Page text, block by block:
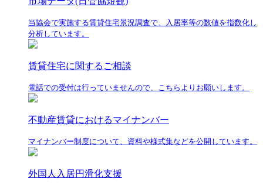
当協会で実施する賃貸住宅景況調査で、入居率等の数値を指数化し
分析しています。
賃貸住宅に関するご相談
電話での受付は行っていませんので、こちらよりお願いします。
不動産賃貸におけるマイナンバー
マイナンバー制度について、資料や様式集などを公開しています。
外国人入居円滑化支援